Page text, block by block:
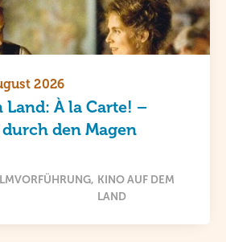
2026
Land: À la Carte! –
den Magen
KINO AUF DEM
LAND